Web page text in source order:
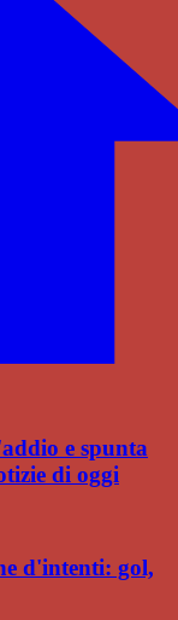
e spunta
di oggi
d'intenti: gol,